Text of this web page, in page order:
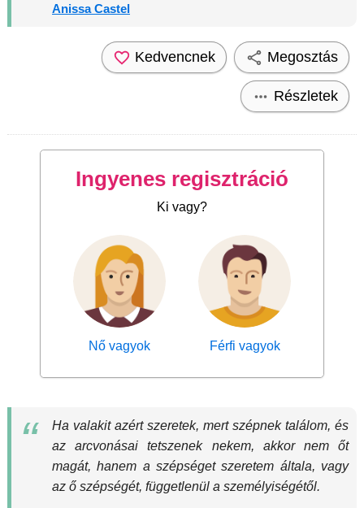
Anissa Castel
Kedvencnek Megosztás
Részletek
Ingyenes regisztráció
Ki vagy?
Nő vagyok Férfi vagyok
Ha valakit azért szeretek, mert szépnek találom, és
az arcvonásai tetszenek nekem, akkor nem őt
magát, hanem a szépséget szeretem általa, vagy
az ő szépségét, függetlenül a személyiségétől.